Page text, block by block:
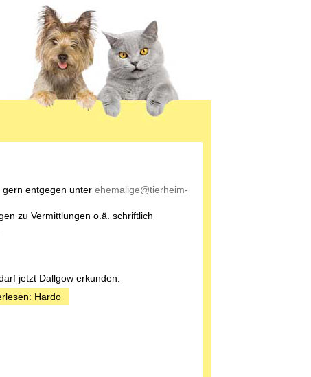
entgegen unter ehemalige@tierheim-
zu Vermittlungen o.ä. schriftlich
jetzt Dallgow erkunden.
Hardo